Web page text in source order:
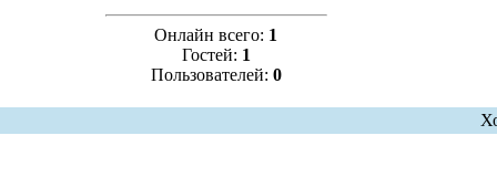
Онлайн всего: 1
Гостей: 1
Пользователей: 0